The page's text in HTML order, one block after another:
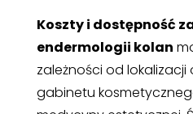
Koszty i dostępność
endermologii kolan
zależności od lokalizacji
gabinetu